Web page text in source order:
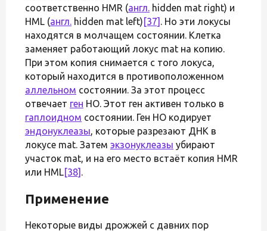
соответственно HMR (англ. hidden mat right) и
HML (англ. hidden mat left) [37] . Но эти локусы
находятся в молчащем состоянии. Клетка
заменяет работающий локус mat на копию.
При этом копия снимается с того локуса,
который находится в противоположенном
аллельном состоянии. За этот процесс
отвечает ген НО. Этот ген активен только в
гаплоидном состоянии. Ген НО кодирует
эндонуклеазы, которые разрезают ДНК в
локусе mat. Затем экзонуклеазы убирают
участок mat, и на его место встаёт копия HMR
или HML[38] .
Применение
Некоторые виды дрожжей с давних пор